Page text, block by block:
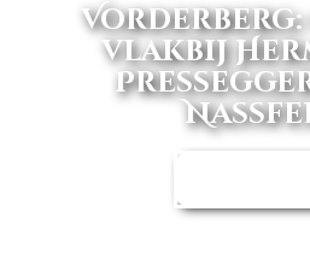
vlakbij